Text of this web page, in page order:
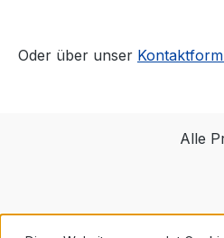
Oder über unser
Alle